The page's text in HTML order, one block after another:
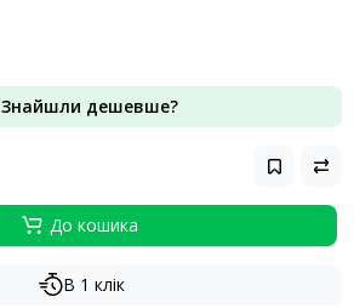
Знайшли дешевше?
До кошика
В 1 клік